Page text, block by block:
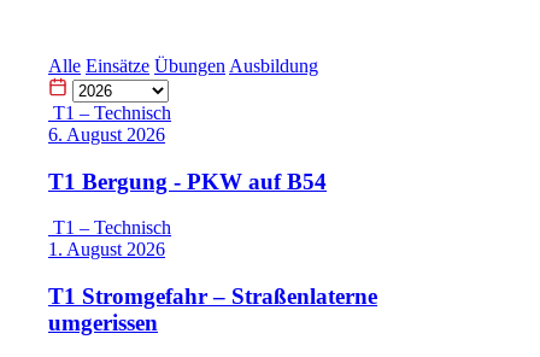
Alle Einsätze Übungen Ausbildung
T1 – Technisch
6. August 2026
T1 Bergung - PKW auf B54
T1 – Technisch
1. August 2026
T1 Stromgefahr – Straßenlaterne
umgerissen